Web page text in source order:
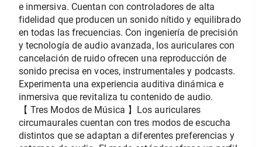
e inmersiva. Cuentan con controladores de alta
fidelidad que producen un sonido nítido y equilibrado
en todas las frecuencias. Con ingeniería de precisión
y tecnología de audio avanzada, los auriculares con
cancelación de ruido ofrecen una reproducción de
sonido precisa en voces, instrumentales y podcasts.
Experimenta una experiencia auditiva dinámica e
inmersiva que revitaliza tu contenido de audio.
【 Tres Modos de Música 】Los auriculares
circumaurales cuentan con tres modos de escucha
distintos que se adaptan a diferentes preferencias y